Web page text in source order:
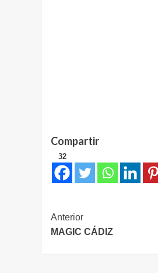
Compartir
32
Navegación
de
Anterior
MAGIC CÁDIZ